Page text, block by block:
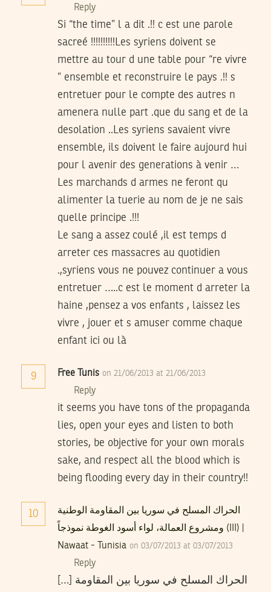
Reply
Si “the time” l a dit .!! c est une parole
sacreé !!!!!!!!!!Les syriens doivent se
mettre au tour d une table pour “re vivre
” ensemble et reconstruire le pays .!! s
entretuer pour le compte des autres n
amenera nulle part .que du sang et de la
desolation ..Les syriens savaient vivre
ensemble, ils doivent le faire aujourd hui
pour l avenir des generations à venir …
Les marchands d armes ne feront qu
alimenter la tuerie au nom de je ne sais
quelle principe .!!!
Le sang a assez coulé ,il est temps d
arreter ces massacres au quotidien
.,syriens vous ne pouvez continuer a vous
entretuer …..c est le moment d arreter la
haine ,pensez a vos enfants , laissez les
vivre , jouer et s amuser comme chaque
enfant ici ou là
9 Free Tunis on 21/06/2013 at 21/06/2013
Reply
it seems you have tons of the propaganda
lies, open your eyes and listen to both
stories, be objective for your own morals
sake, and respect all the blood which is
being flooding every day in their country!!
10
الحراك المسلح في سوريا بين المقاومة الوطنية
ومشروع العمالة، لواء أسود الغوطة نموذجاً (III) |
Nawaat - Tunisia on 03/07/2013 at 03/07/2013
Reply
[…] الحراك المسلح في سوريا بين المقاومة